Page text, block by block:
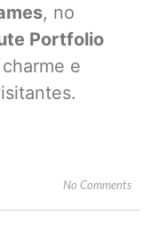
, no
Portfolio
e
No Comments